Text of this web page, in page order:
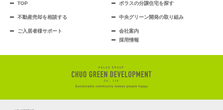
TOP ポラスの分譲住宅を探す
不動産売却を相談する 中央グリーン開発の取り組み
ご入居者様サポート
会社案内
採用情報